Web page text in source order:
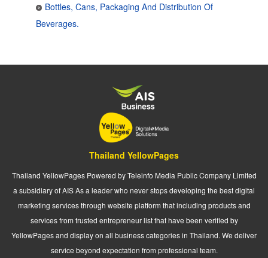
Bottles, Cans, Packaging And Distribution Of
Beverages.
Thailand YellowPages
Thailand YellowPages Powered by Teleinfo Media Public Company Limited
a subsidiary of AIS As a leader who never stops developing the best digital
marketing services through website platform that including products and
services from trusted entrepreneur list that have been verified by
YellowPages and display on all business categories in Thailand. We deliver
service beyond expectation from professional team.